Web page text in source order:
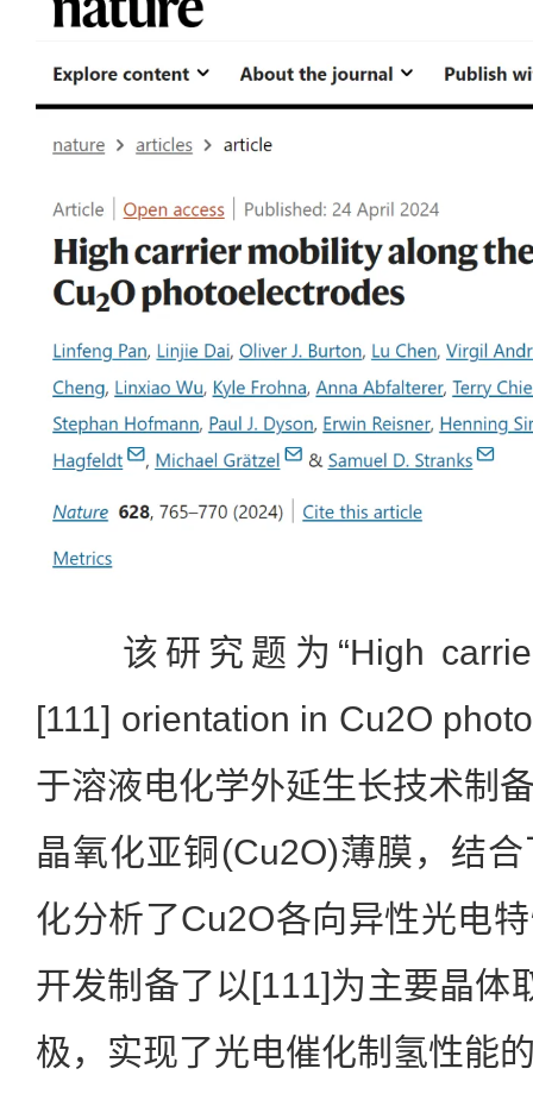
该研究题为“High carrier
[111] orientation in Cu2O
于溶液电化学外延生长技术制
晶氧化亚铜(Cu2O)薄膜，结
化分析了Cu2O各向异性光电
开发制备了以[111]为主要晶体
极，实现了光电催化制氢性能